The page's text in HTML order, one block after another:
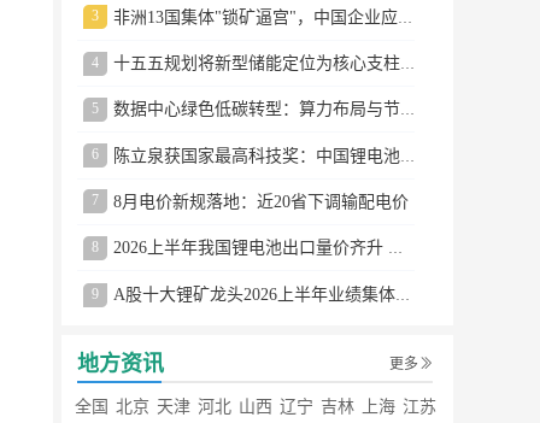
3
4 十五五规划将新型储能定位为核心支柱产业
5 数据中心绿色低碳转型：算力布局与节能技术突破
6
7 8月电价新规落地：近20省下调输配电价
8 2026上半年我国锂电池出口量价齐升 德国成最大市场
9 A股十大锂矿龙头2026上半年业绩集体大涨
地方资讯 更多
全国 北京 天津 河北 山西 辽宁 吉林 上海 江苏